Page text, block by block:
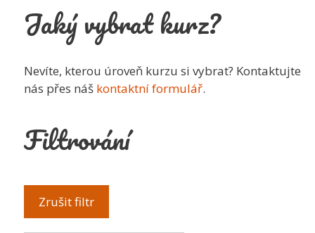
Jaký vybrat kurz?
Nevíte, kterou úroveň kurzu si vybrat? Kontaktujte
nás přes náš kontaktní formulář.
Filtrování